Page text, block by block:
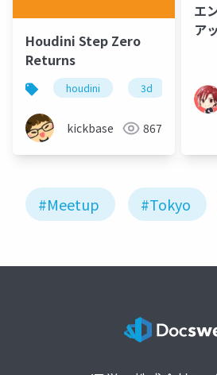
Houdini Step Zero
Returns
houdini 3d
kickbase 867
エ
ア
#Meetup #Tokyo